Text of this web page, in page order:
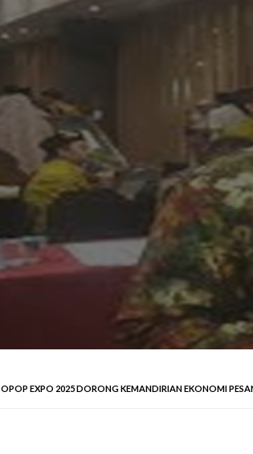
OPOP EXPO 2025 DORONG KEMANDIRIAN EKONOMI